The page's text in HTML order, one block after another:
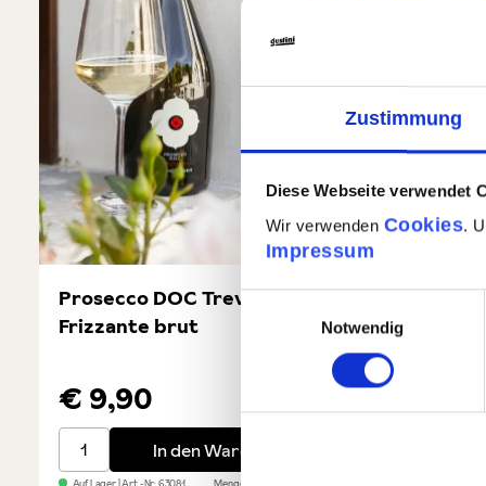
Zustimmung
Diese Webseite verwendet
Wir verwenden Cookies.
Impressum
Einwilligungsauswahl
Notwendig
Prosecco DOC Treviso -
Frizzante brut
€ 9,90
Prosecco DOC Treviso - Frizzante brut
In den Warenkorb